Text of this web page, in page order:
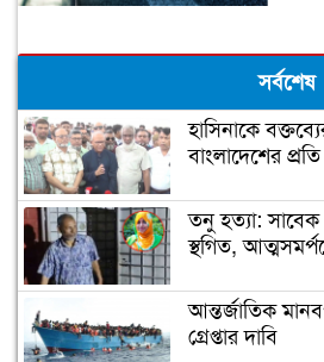
সর্বশেষ
হাসিনাকে
বাংলাদেশের
তনু হত্যা: সাবেক
স্থগিত,
আন্তর্জাতিক
গ্রেপ্তার দাবি